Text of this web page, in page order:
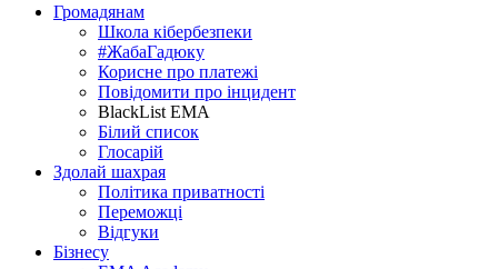
Громадянам
Школа кібербезпеки
#ЖабаГадюку
Корисне про платежі
Повідомити про інцидент
BlackList EMA
Білий список
Глосарій
Здолай шахрая
Політика приватності
Переможцi
Відгуки
Бізнесу